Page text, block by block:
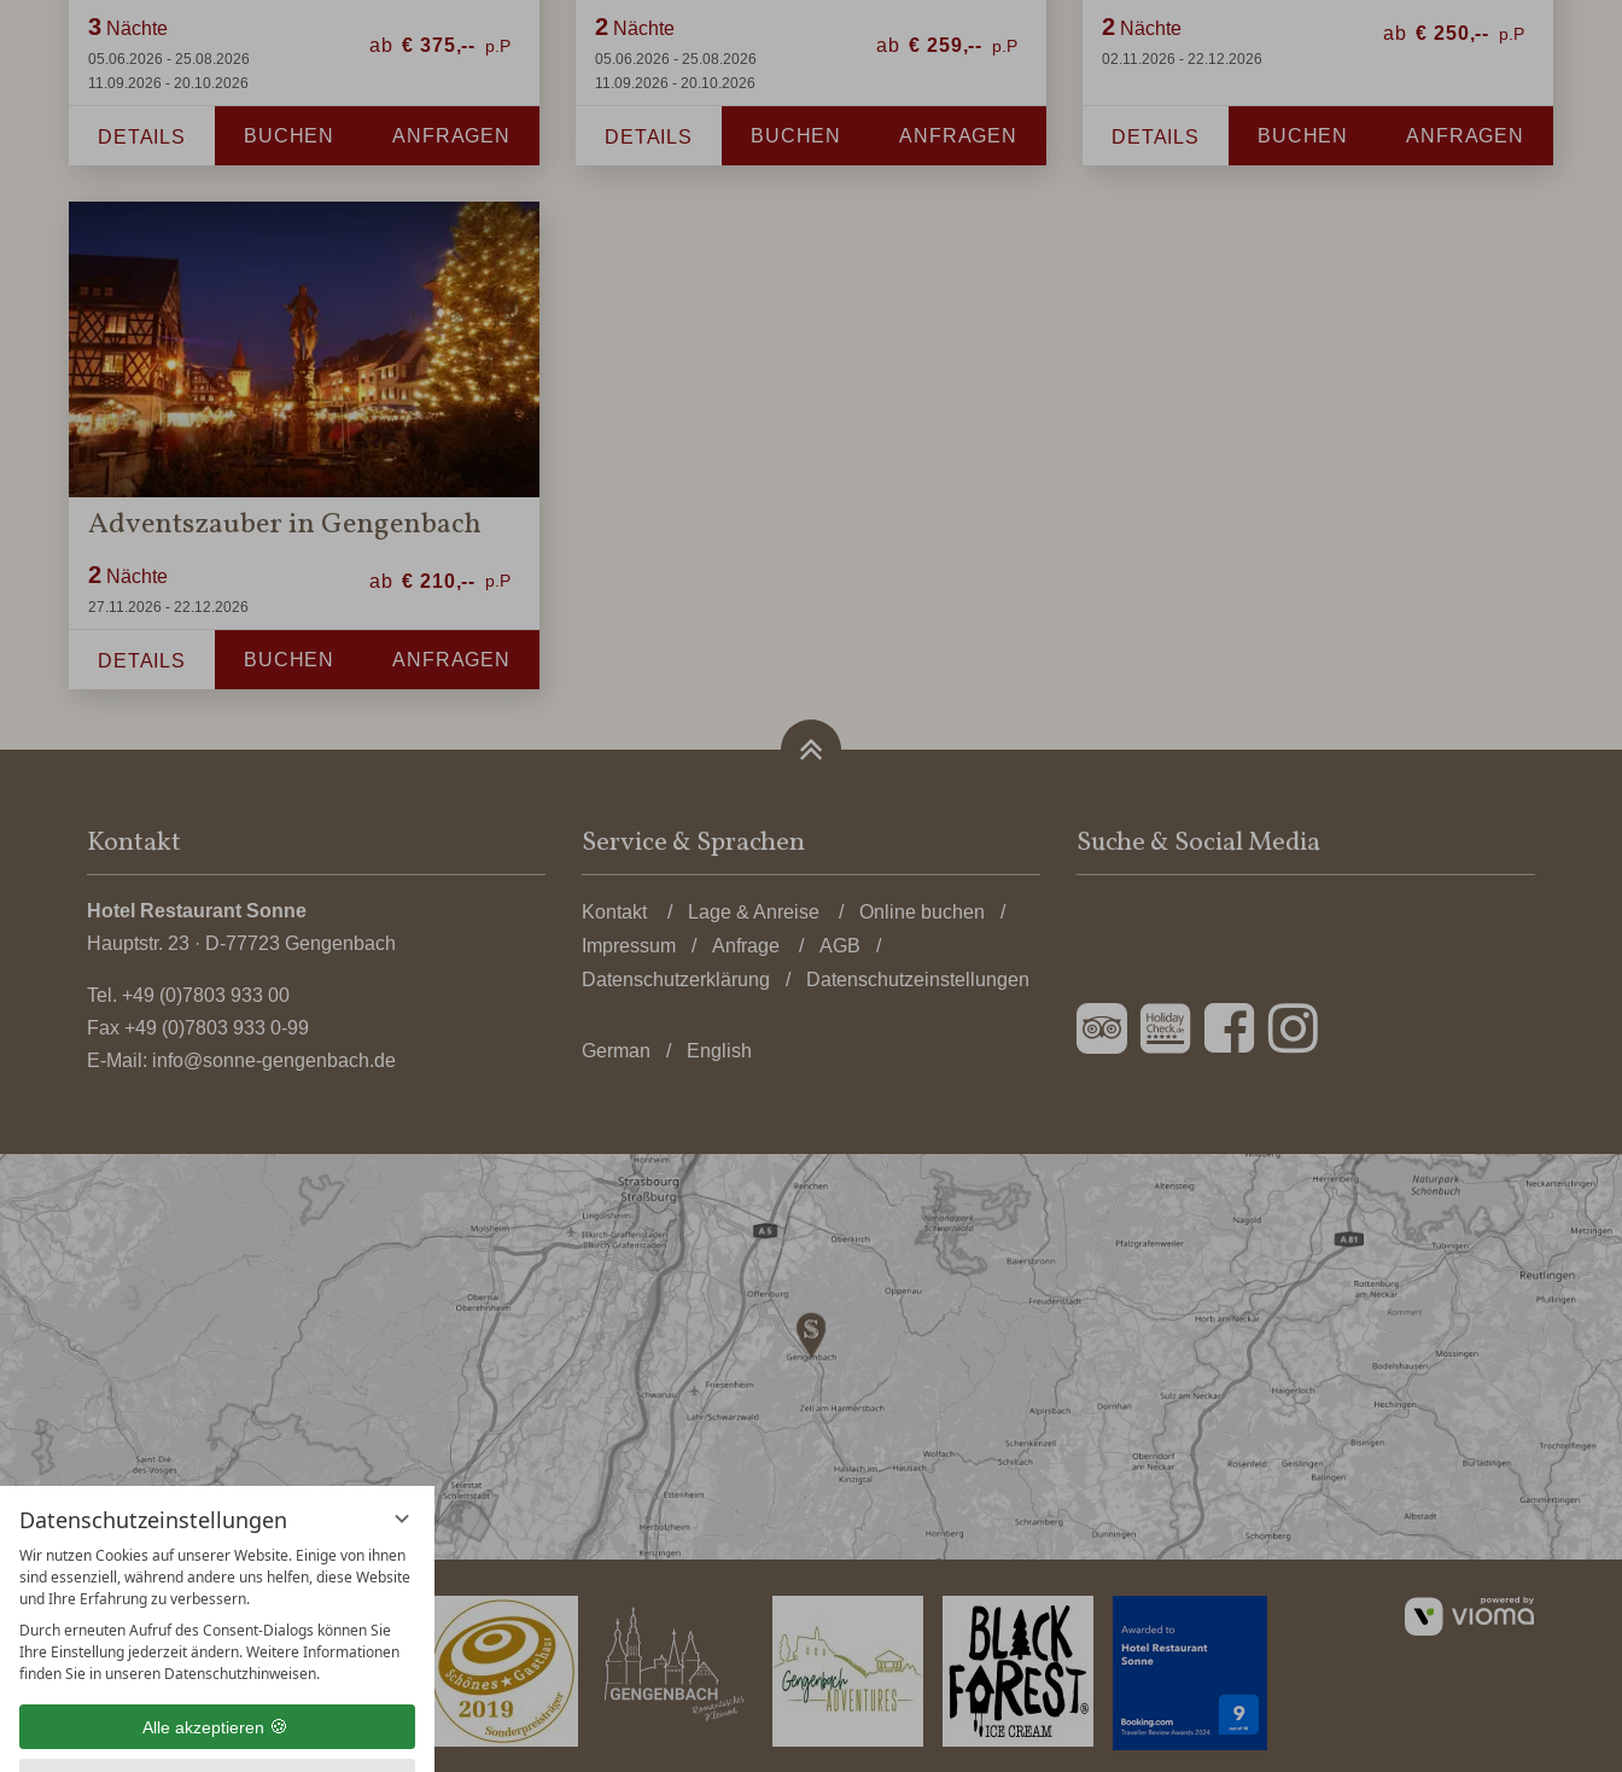
Datenschutzeinstellungen
Wir nutzen Cookies auf unserer Website. Einige von ihnen
sind essenziell, während andere uns helfen, diese Website
und Ihre Erfahrung zu verbessern.
Durch erneuten Aufruf des Consent-Dialogs können Sie
Ihre Einstellung jederzeit ändern. Weitere Informationen
finden Sie in unseren Datenschutzhinweisen.
Alle akzeptieren
3 Nächte
05.06.2026 - 25.08.2026
11.09.2026 - 20.10.2026
ab € 375,--
DETAILS BUCHEN ANFRAGEN
2 Nächte
05.06.2026 - 25.08.2026
11.09.2026 - 20.10.2026
ab € 259,--
DETAILS BUCHEN ANFRAGEN
2 Nächte
02.11.2026 - 22.12.2026
ab € 250,--
DETAILS BUCHEN ANFRAGEN
Adventszauber in Gengenbach
2 Nächte
27.11.2026 - 22.12.2026
ab € 210,--
DETAILS BUCHEN ANFRAGEN
Kontakt
Hotel Restaurant Sonne
Hauptstr. 23 · D-77723 Gengenbach
Tel. +49 (0)7803 933 00
Fax +49 (0)7803 933 0-99
E-Mail: info@sonne-gengenbach.de
Service & Sprachen
Kontakt Lage & Anreise
Online buchen
Impressum
Anfrage
AGB
Datenschutzerklärung
Datenschutzeinstellungen
German English
Suche & Social Media